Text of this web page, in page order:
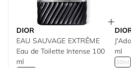
DIOR
EAU SAUVAGE EXTRÊME
Eau de Toilette Intense 100
ml
ml
30ml